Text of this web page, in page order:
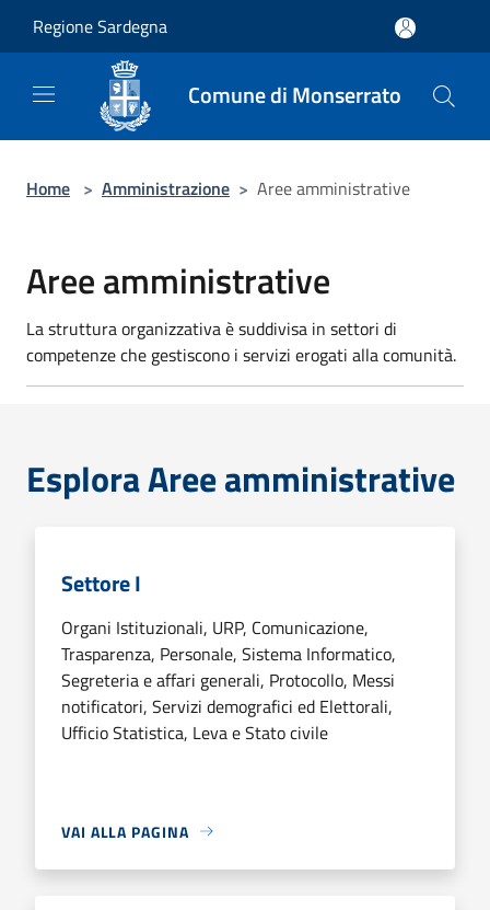
Regione Sardegna
Comune di Monserrato
Home > Amministrazione > Aree amministrative
Aree amministrative
La struttura organizzativa è suddivisa in settori di
competenze che gestiscono i servizi erogati alla comunità.
Esplora Aree amministrative
Settore I
Organi Istituzionali, URP, Comunicazione,
Trasparenza, Personale, Sistema Informatico,
Segreteria e affari generali, Protocollo, Messi
notificatori, Servizi demografici ed Elettorali,
Ufficio Statistica, Leva e Stato civile
VAI ALLA PAGINA